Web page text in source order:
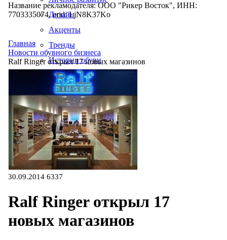
Дизайн
Акценты
Тренды
Истории обуви
Производство
Название рекламодателя: ООО "Рикер Восток", ИНН:
7703335074, erid: LjN8K37Ko
Главная
Новости обувного бизнеса
Ralf Ringer открыл 17 новых магазинов
30.09.2014 6337
Ralf Ringer открыл 17
новых магазинов